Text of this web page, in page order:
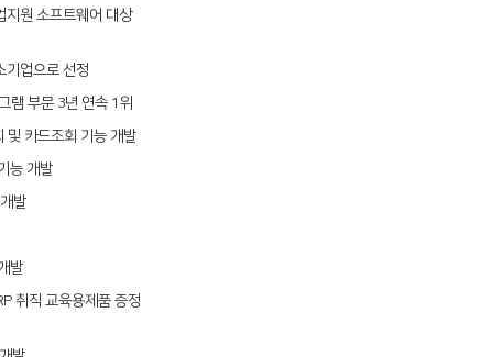
지원 소프트웨어 대상
기업으로 선정
램 부문 3년 연속 1위
및 카드조회 기능 개발
능 개발
발
발
취직 교육용제품 증정